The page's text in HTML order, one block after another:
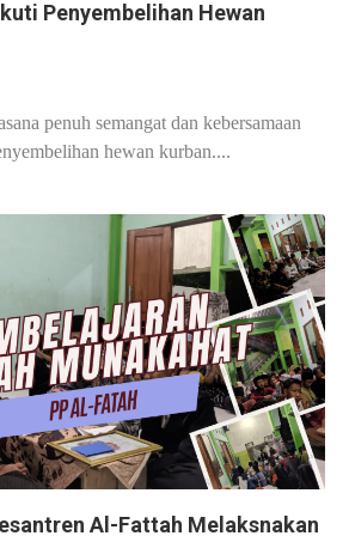
Penyembelihan Hewan
penuh semangat dan kebersamaan
hewan kurban....
Al-Fattah Melaksnakan